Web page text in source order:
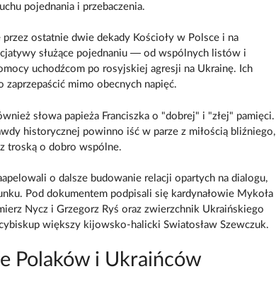
pojednania i przebaczenia.
ostatnie dwie dekady Kościoły w Polsce i na
służące pojednaniu — od wspólnych listów i
uchodźcom po rosyjskiej agresji na Ukrainę. Ich
mimo obecnych napięć.
słowa papieża Franciszka o "dobrej" i "złej" pamięci.
historycznej powinno iść w parze z miłością bliźniego,
troską o dobro wspólne.
o dalsze budowanie relacji opartych na dialogu,
Pod dokumentem podpisali się kardynałowie Mykoła
Nycz i Grzegorz Ryś oraz zwierzchnik Ukraińskiego
większy kijowsko-halicki Swiatosław Szewczuk.
Polaków i Ukraińców